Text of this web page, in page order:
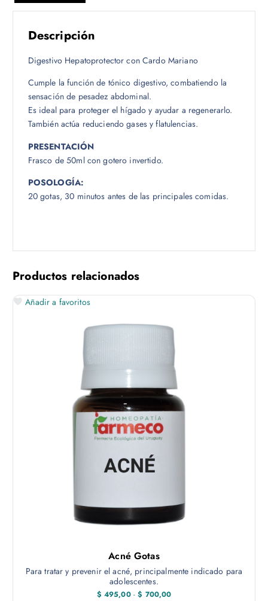
Descripción
Digestivo Hepatoprotector con Cardo Mariano
Cumple la función de tónico digestivo, combatiendo la
sensación de pesadez abdominal.
Es ideal para proteger el hígado y ayudar a regenerarlo.
También actúa reduciendo gases y flatulencias.
PRESENTACIÓN
Frasco de 50ml con gotero invertido.
POSOLOGÍA:
20 gotas, 30 minutos antes de las principales comidas.
Productos relacionados
Añadir a favoritos
Acné Gotas
Para tratar y prevenir el acné, principalmente indicado para
adolescentes.
$ 495,00 - $ 700,00R